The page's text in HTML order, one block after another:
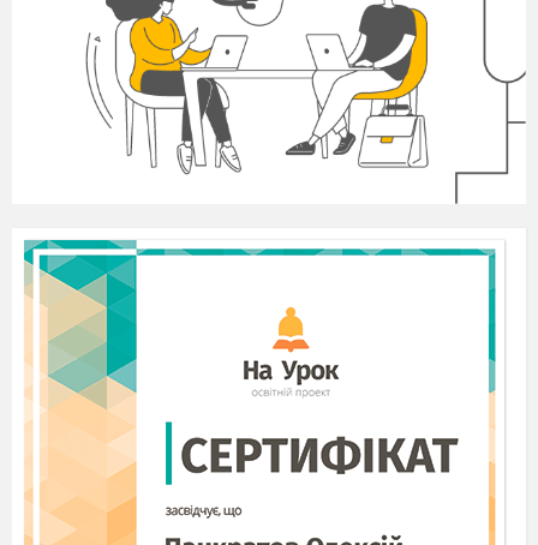
конференція?
Практична робота.
Робота з історичним джерелом.
Опрацюйте «14 пунктів» В. Вілсона на с.
21 підручника.
Які основні напрямки світової політики
США розглядаються у наведеному
Що відповідало прагненням народів, а
що було претензією на світове
лідерство?
Поміркуйте, що стояло за тезами
«свободу морів», «свободу торгівлі»,
«справедливе рішення колоніальних
проблем» тощо.
Чи вдалося В. Вільсону реалізувати
свою програму, визначену в «14